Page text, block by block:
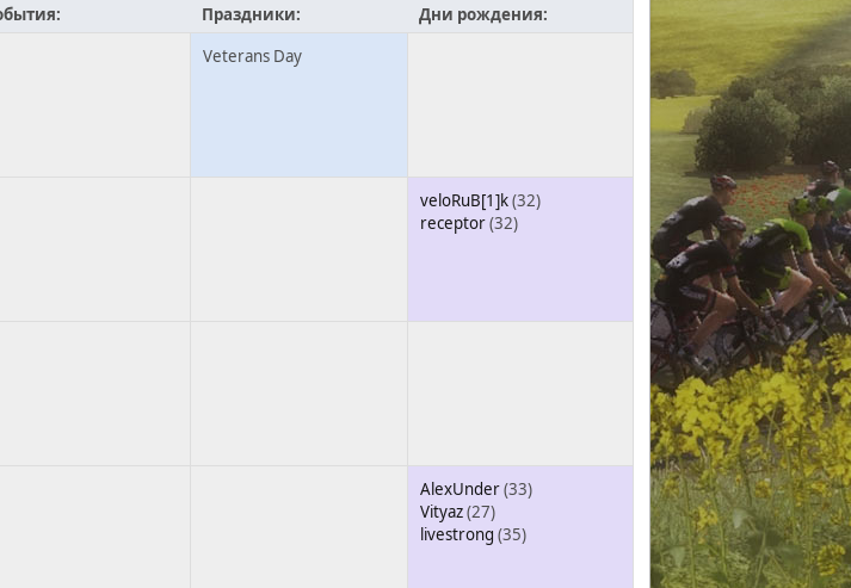
Праздники: Дни рождения:
Veterans Day
veloRuB[1]k(32)
receptor(32)
AlexUnder(33)
Vityaz(27)
livestrong (35)